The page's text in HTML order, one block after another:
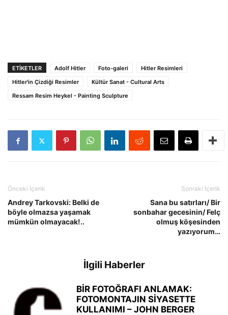
ETIKETLER Adolf Hitler Foto-galeri
Hitler Resimleri
Hitler'in Çizdiği Resimler
Kültür Sanat - Cultural Arts
Ressam Resim Heykel - Painting Sculpture
Önceki İçerik
Andrey Tarkovski: Belki de
böyle olmazsa yaşamak
mümkün olmayacak!..
Sonraki İçerik
Sana bu satırları/ Bir
sonbahar gecesinin/ Felç
olmuş köşesinden
yazıyorum…
İlgili Haberler
BİR FOTOĞRAFI ANLAMAK:
FOTOMONTAJIN SİYASETTE
KULLANIMI – JOHN BERGER